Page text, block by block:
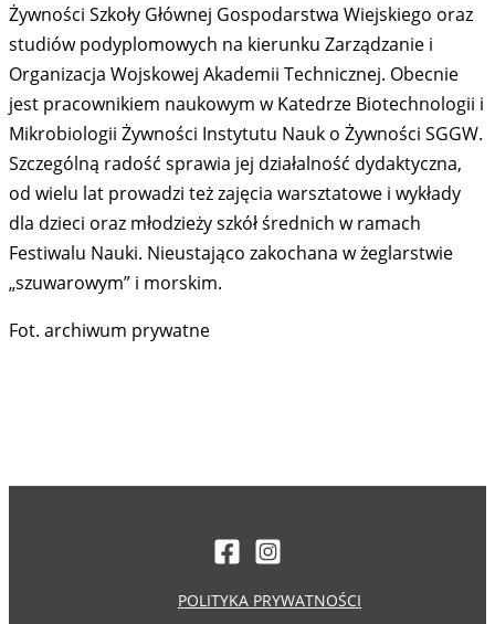
Żywności Szkoły Głównej Gospodarstwa Wiejskiego oraz
studiów podyplomowych na kierunku Zarządzanie i
Organizacja Wojskowej Akademii Technicznej. Obecnie
jest pracownikiem naukowym w Katedrze Biotechnologii i
Mikrobiologii Żywności Instytutu Nauk o Żywności SGGW.
Szczególną radość sprawia jej działalność dydaktyczna,
od wielu lat prowadzi też zajęcia warsztatowe i wykłady
dla dzieci oraz młodzieży szkół średnich w ramach
Festiwalu Nauki. Nieustająco zakochana w żeglarstwie
„szuwarowym” i morskim.
Fot. archiwum prywatne
POLITYKA PRYWATNOŚCI